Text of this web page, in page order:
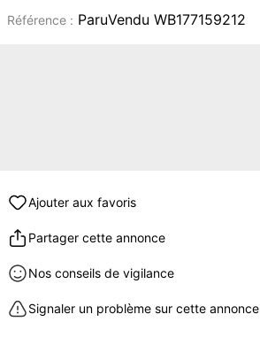
Référence : ParuVendu WB177159212
Ajouter aux favoris
Partager cette annonce
Nos conseils de vigilance
Signaler un problème sur cette annonce